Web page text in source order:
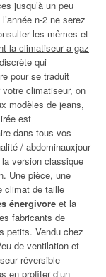
jusqu’à un peu
n-2 ne serez
les mêmes et
la climatiseur a gaz
qui
pour se traduit
votre climatiseur, on
modèles de jeans,
est
dans tous vos
/ abdominauxjour
version classique
Une pièce, une
climat de taille
énergivore et la
fabricants de
petits. Vendu chez
de ventilation et
réversible
en profiter d’un